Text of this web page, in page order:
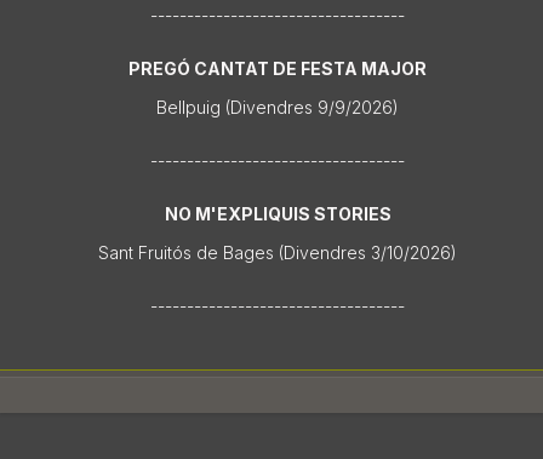
-----------------------------------
PREGÓ CANTAT DE FESTA MAJOR
Bellpuig (Divendres 9/9/2026)
-----------------------------------
NO M'EXPLIQUIS STORIES
Sant Fruitós de Bages (Divendres 3/10/2026)
-----------------------------------